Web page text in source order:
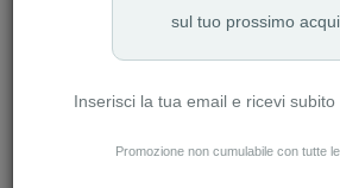
CATEGORIA: GEMELLI
CATEGORIA: OROLOGI
CATEGORIA: PORTACHIAVI
sul tuo prossimo
Inserisci la tua email e ricevi subito
Promozione non cumulabile con tutte